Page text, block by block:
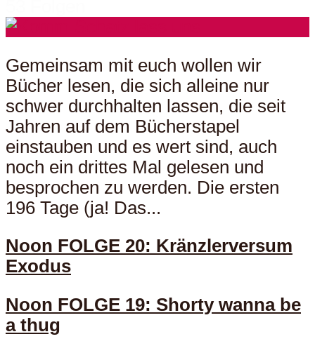
Gemeinsam mit euch wollen wir
Bücher lesen, die sich alleine nur
schwer durchhalten lassen, die seit
Jahren auf dem Bücherstapel
einstauben und es wert sind, auch
noch ein drittes Mal gelesen und
besprochen zu werden. Die ersten
196 Tage (ja! Das...
Noon FOLGE 20: Kränzlerversum
Exodus
Noon FOLGE 19: Shorty wanna be
a thug